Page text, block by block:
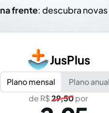
na frente: descubra
JusPlus
Plano mensal
Plano anual
de R$29,50por